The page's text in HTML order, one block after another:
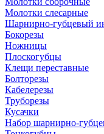
Молотки слесарные
Шарнирно-губцевый
Бокорезы
Ножницы
Плоскогубцы
Клещи переставные
Болторезы
Кабелерезы
Труборезы
Кусачки
Набор шарнирно-